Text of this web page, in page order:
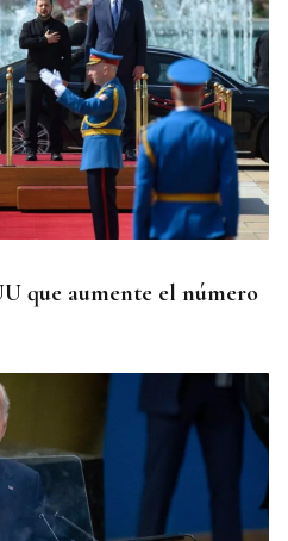
que aumente el número